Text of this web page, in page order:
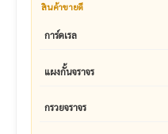
สินค้าขายดี
การ์ดเรล
แผงกั้นจราจร
กรวยจราจร